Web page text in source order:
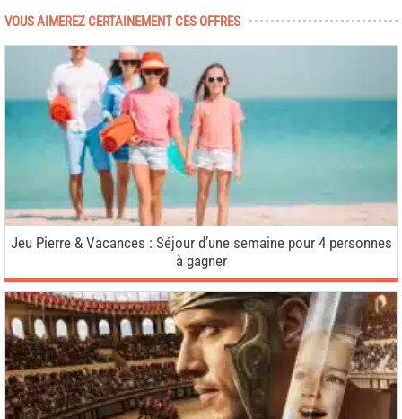
VOUS AIMEREZ CERTAINEMENT CES OFFRES
Jeu Pierre & Vacances : Séjour d’une semaine pour 4 personnes
à gagner